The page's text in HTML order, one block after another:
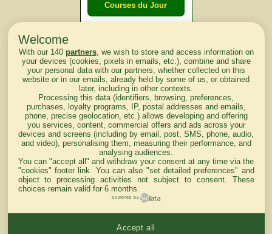
Courses du Jour
lendemain
Courses
d'aujourd'hui
Haut de Page
Mentions légales du site
Welcome
With our 140 partners, we wish to store and access information on
your devices (cookies, pixels in emails, etc.), combine and share
your personal data with our partners, whether collected on this
website or in our emails, already held by some of us, or obtained
later, including in other contexts.
Processing this data (identifiers, browsing, preferences,
purchases, loyalty programs, IP, postal addresses and emails,
phone, precise geolocation, etc.) allows developing and offering
you services, content, commercial offers and ads across your
devices and screens (including by email, post, SMS, phone, audio,
and video), personalising them, measuring their performance, and
analysing audiences.
You can "accept all" and withdraw your consent at any time via the
"cookies" footer link . You can also "set detailed preferences" and
object to processing activities not subject to consent. These
choices remain valid for 6 months.
powered by
Accept all